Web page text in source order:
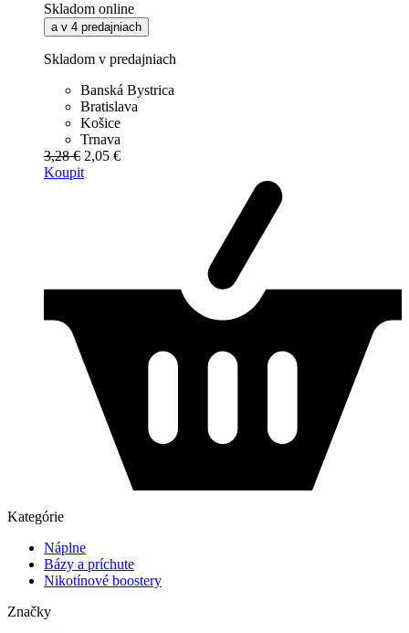
Skladom online
a v 4 predajniach
Skladom v predajniach
Banská Bystrica
Bratislava
Košice
Trnava
3,28 € 2,05 €
Koupit
Kategórie
Náplne
Bázy a príchute
Nikotínové boostery
Značky